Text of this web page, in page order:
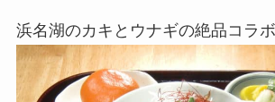
浜名湖のカキとウナギの絶品コラ